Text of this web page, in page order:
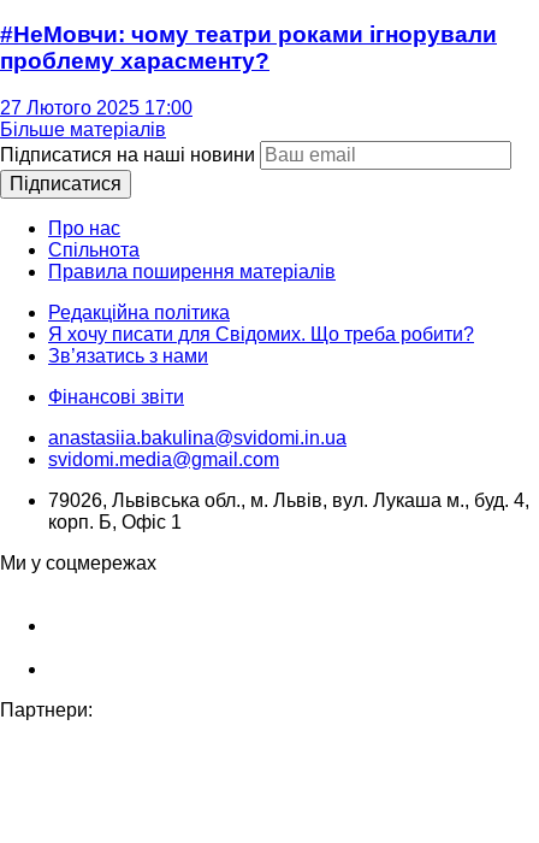
#НеМовчи: чому театри роками ігнорували
проблему харасменту?
27 Лютого 2025 17:00
Більше матеріалів
Підписатися на наші новини
Підписатися
Про нас
Спільнота
Правила поширення матеріалів
Редакційна політика
Я хочу писати для Свідомих. Що треба робити?
Зв’язатись з нами
Фінансові звіти
anastasiia.bakulina@svidomi.in.ua
svidomi.media@gmail.com
79026, Львівська обл., м. Львів, вул. Лукаша м., буд. 4,
корп. Б, Офіс 1
Ми у соцмережах
Партнери: